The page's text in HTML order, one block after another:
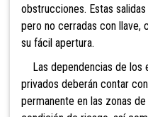
obstrucciones. Estas
pero no cerradas con llave,
su fácil apertura.
Las dependencias de los
privados deberán contar
permanente en las zonas